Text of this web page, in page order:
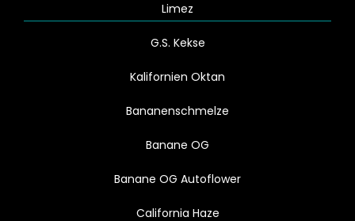
Limez
G.S. Kekse
Kalifornien Oktan
Bananenschmelze
Banane OG
Banane OG Autoflower
California Haze